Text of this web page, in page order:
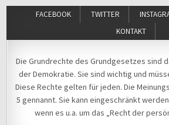
FACEBOOK TWITTER
KONTAKT
Michael Voß
Die Grundrechte des Grundgesetzes sind
der Demokratie. Sie sind wichtig und
Diese Rechte gelten für jeden. Die
5 gennannt. Sie kann eingeschränkt
wenn es u.a. um das „Recht der